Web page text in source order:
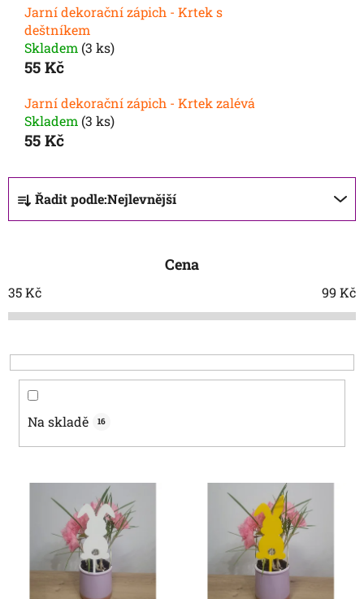
Jarní dekorační zápich - Krtek s
deštníkem
Skladem (3 ks)
55 Kč
Jarní dekorační zápich - Krtek zalévá
Skladem (3 ks)
55 Kč
a
z
í
p
o
d
Řadit podle:Nejlevnější
Cena
35Kč 99 Kč
Na skladě 16